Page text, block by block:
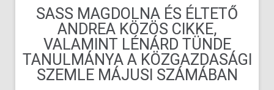
SASS MAGDOLNA ÉS ÉLTETŐ
ANDREA KÖZÖS CIKKE,
VALAMINT LÉNÁRD TÜNDE
TANULMÁNYA A KÖZGAZDASÁGI
SZEMLE MÁJUSI SZÁMÁBAN